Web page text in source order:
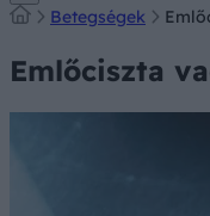
Betegségek
Emlőciszta